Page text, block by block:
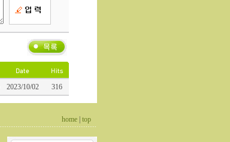
2023/10/02 316
home top